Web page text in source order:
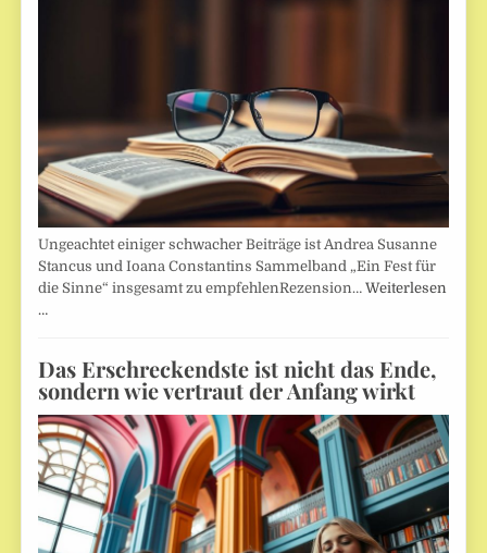
Ungeachtet einiger schwacher Beiträge ist Andrea Susanne
Stancus und Ioana Constantins Sammelband „Ein Fest für
die Sinne“ insgesamt zu empfehlenRezension…Weiterlesen
…
Das Erschreckendste ist nicht das Ende,
sondern wie vertraut der Anfang wirkt